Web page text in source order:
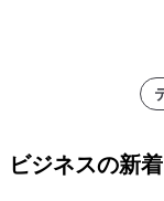
ビジネスの新着